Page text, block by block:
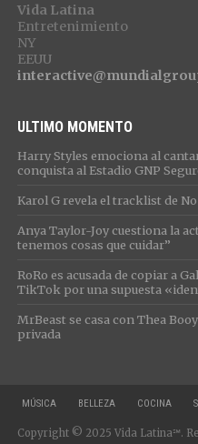
Vida Latina
Entretenimiento
NY
EEUU
ULTIMO MOMENTO
Harry Styles emociona al
conquista al Estadio GNP
Karol G revela el tracklist de
Anya Taylor-Joy cuestiona la
tenemos cosas que cuidar”
RoRo es acusada de copiar a
TikTok por una supuesta
MrBeast se casa con Thea
privada
MÚSICA BELLEZA COCINA
Copyright © 2025 Vida Latina℠.